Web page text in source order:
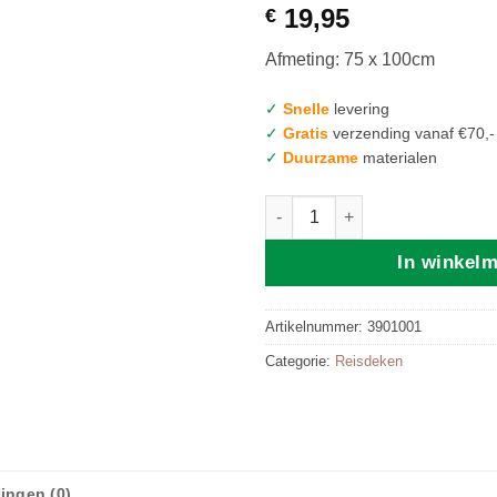
€ 19,95
Afmeting: 75 x 100cm
✓ Snelle levering
✓ Gratis verzending vanaf €70,-
✓ Duurzame materialen
Reisdeken Bouclé - Offwhite
In
Artikelnummer: 3901001
Categorie: Reisdeken